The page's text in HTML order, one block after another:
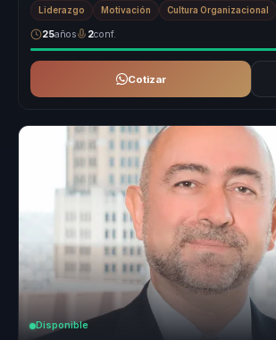
Liderazgo Motivación Cultura Organizacional
25años 2conf.
Cotizar
Disponible